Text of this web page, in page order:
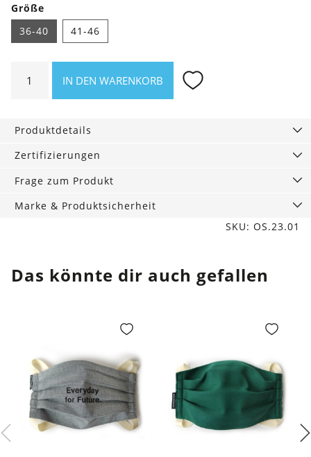
Größe
36-40
41-46
Pack
Sneaker
schwarz
Menge
IN DEN WARENKORB
Produktdetails
Zertifizierungen
Frage zum Produkt
Marke & Produktsicherheit
SKU: OS.23.01
Das könnte dir auch gefallen